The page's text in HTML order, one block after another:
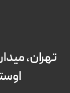
تهران،